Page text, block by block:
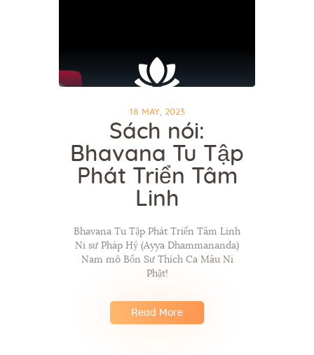
18 MAY, 2023
Sách nói:
Bhavana Tu Tập
Phát Triển Tâm
Linh
Bhavana Tu Tập Phát Triển Tâm Linh
Ni sư Pháp Hỷ (Ayya Dhammananda)
Nam mô Bổn Sư Thích Ca Mâu Ni
Phật!
Read More